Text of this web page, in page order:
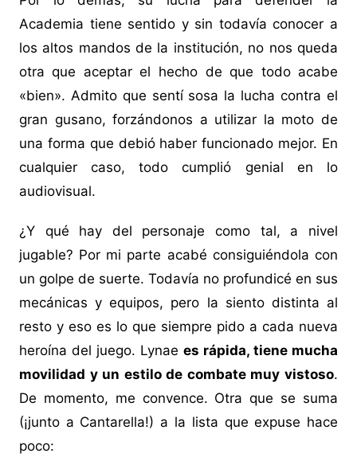
Academia tiene sentido y sin todavía conocer a
los altos mandos de la institución, no nos queda
otra que aceptar el hecho de que todo acabe
«bien». Admito que sentí sosa la lucha contra el
gran gusano, forzándonos a utilizar la moto de
una forma que debió haber funcionado mejor. En
cualquier caso, todo cumplió genial en lo
audiovisual.
¿Y qué hay del personaje como tal, a nivel
jugable? Por mi parte acabé consiguiéndola con
un golpe de suerte. Todavía no profundicé en sus
mecánicas y equipos, pero la siento distinta al
resto y eso es lo que siempre pido a cada nueva
heroína del juego. Lynae es rápida, tiene mucha
movilidad y un estilo de combate muy vistoso.
De momento, me convence. Otra que se suma
(¡junto a Cantarella!) a la lista que expuse hace
poco: